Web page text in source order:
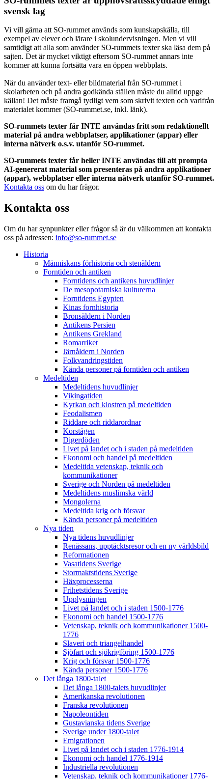
svensk lag
Vi vill gärna att SO-rummet används som kunskapskälla, till
exempel av elever och lärare i skolundervisningen. Men vi vill
samtidigt att alla som använder SO-rummets texter ska läsa dem på
sajten. Det är mycket viktigt eftersom SO-rummet annars inte
kommer att kunna fortsätta vara en öppen webbplats.
När du använder text- eller bildmaterial från SO-rummet i
skolarbeten och på andra godkända ställen måste du alltid uppge
källan! Det måste framgå tydligt vem som skrivit texten och varifrån
materialet kommer (SO-rummet.se, inkl. länk).
SO-rummets texter får INTE användas fritt som redaktionellt
material på andra webbplatser, applikationer (appar) eller
interna nätverk o.s.v. utanför SO-rummet.
SO-rummets texter får heller INTE användas till att prompta
AI-genererat material som presenteras på andra applikationer
(appar), webbplatser eller interna nätverk utanför SO-rummet.
Kontakta oss om du har frågor.
Kontakta oss
Om du har synpunkter eller frågor så är du välkommen att kontakta
oss på adressen: info@so-rummet.se
Historia
Människans förhistoria och stenåldern
Forntiden och antiken
Forntidens och antikens huvudlinjer
De mesopotamiska kulturerna
Forntidens Egypten
Kinas fornhistoria
Bronsåldern i Norden
Antikens Persien
Antikens Grekland
Romarriket
Järnåldern i Norden
Folkvandringstiden
Kända personer på forntiden och antiken
Medeltiden
Medeltidens huvudlinjer
Vikingatiden
Kyrkan och klostren på medeltiden
Feodalismen
Riddare och riddarordnar
Korstågen
Digerdöden
Livet på landet och i staden på medeltiden
Ekonomi och handel på medeltiden
Medeltida vetenskap, teknik och
kommunikationer
Sverige och Norden på medeltiden
Medeltidens muslimska värld
Mongolerna
Medeltida krig och försvar
Kända personer på medeltiden
Nya tiden
Nya tidens huvudlinjer
Renässans, upptäcktsresor och en ny världsbild
Reformationen
Vasatidens Sverige
Stormaktstidens Sverige
Häxprocesserna
Frihetstidens Sverige
Upplysningen
Livet på landet och i staden 1500-1776
Ekonomi och handel 1500-1776
Vetenskap, teknik och kommunikationer 1500-
1776
Slaveri och triangelhandel
Sjöfart och sjökrigföring 1500-1776
Krig och försvar 1500-1776
Kända personer 1500-1776
Det långa 1800-talet
Det långa 1800-talets huvudlinjer
Amerikanska revolutionen
Franska revolutionen
Napoleontiden
Gustavianska tidens Sverige
Sverige under 1800-talet
Emigrationen
Livet på landet och i staden 1776-1914
Ekonomi och handel 1776-1914
Industriella revolutionen
Vetenskap, teknik och kommunikationer 1776-